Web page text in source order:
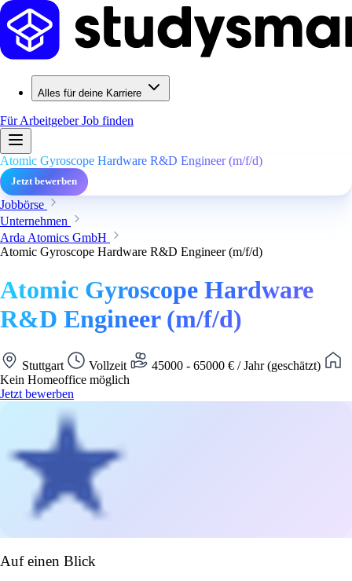
Alles für deine Karriere
Für ArbeitgeberJob finden
Atomic Gyroscope Hardware R&D Engineer (m/f/d)
Jetzt bewerben
Jobbörse
Unternehmen
Arda Atomics GmbH
Atomic Gyroscope Hardware R&D Engineer (m/f/d)
Atomic Gyroscope Hardware
R&D Engineer (m/f/d)
Stuttgart Vollzeit
45000 - 65000 € / Jahr (geschätzt)
Kein Homeoffice möglich
Jetzt bewerben
Auf einen Blick